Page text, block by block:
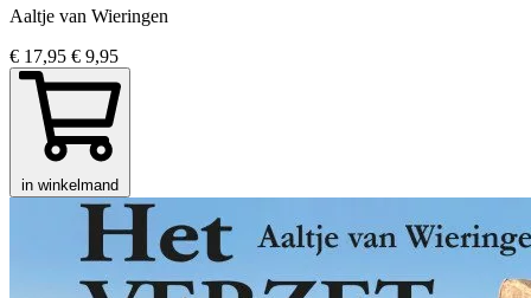
Aaltje van Wieringen
€ 17,95 € 9,95
in winkelmand